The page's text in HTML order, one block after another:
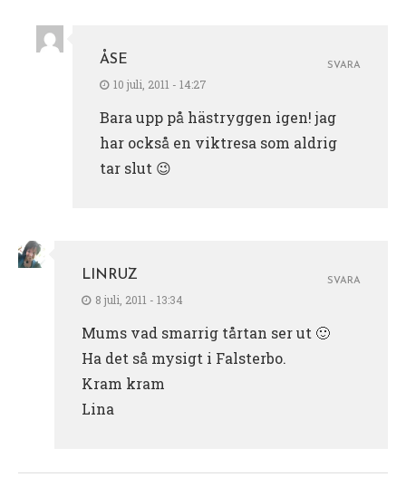
ÅSE
10 juli, 2011 - 14:27
Bara upp på hästryggen igen! jag
har också en viktresa som aldrig
tar slut 😉
SVARA
LINRUZ
8 juli, 2011 - 13:34
Mums vad smarrig tårtan ser ut 🙂
Ha det så mysigt i Falsterbo.
Kram kram
Lina
SVARA